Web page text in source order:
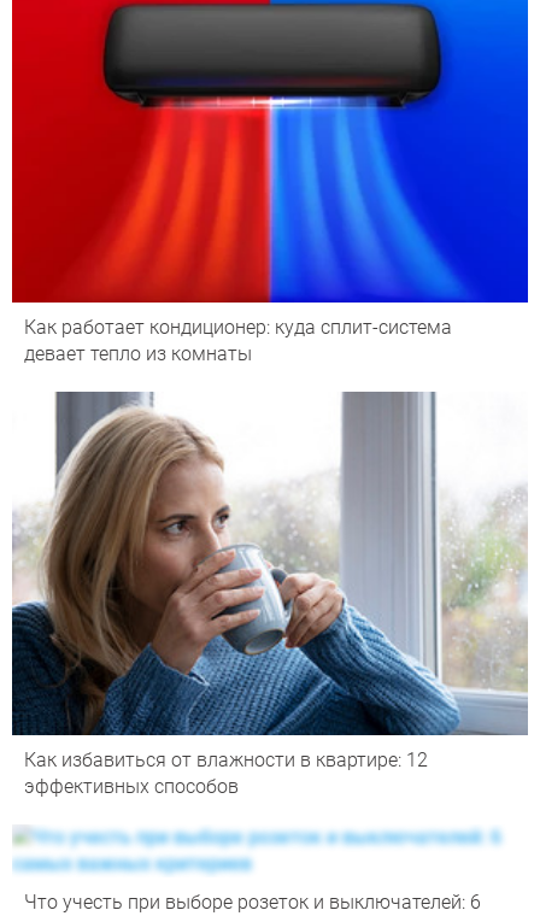
Как работает кондиционер: куда сплит-система
девает тепло из комнаты
Как избавиться от влажности в квартире: 12
эффективных способов
Что учесть при выборе розеток и выключателей: 6